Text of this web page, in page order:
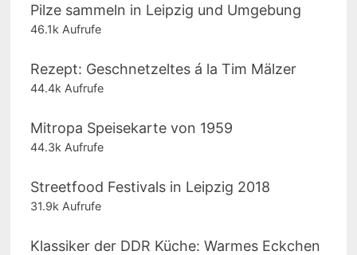
Pilze sammeln in Leipzig und Umgebung
46.1k Aufrufe
Rezept: Geschnetzeltes á la Tim Mälzer
44.4k Aufrufe
Mitropa Speisekarte von 1959
44.3k Aufrufe
Streetfood Festivals in Leipzig 2018
31.9k Aufrufe
Klassiker der DDR Küche: Warmes Eckchen